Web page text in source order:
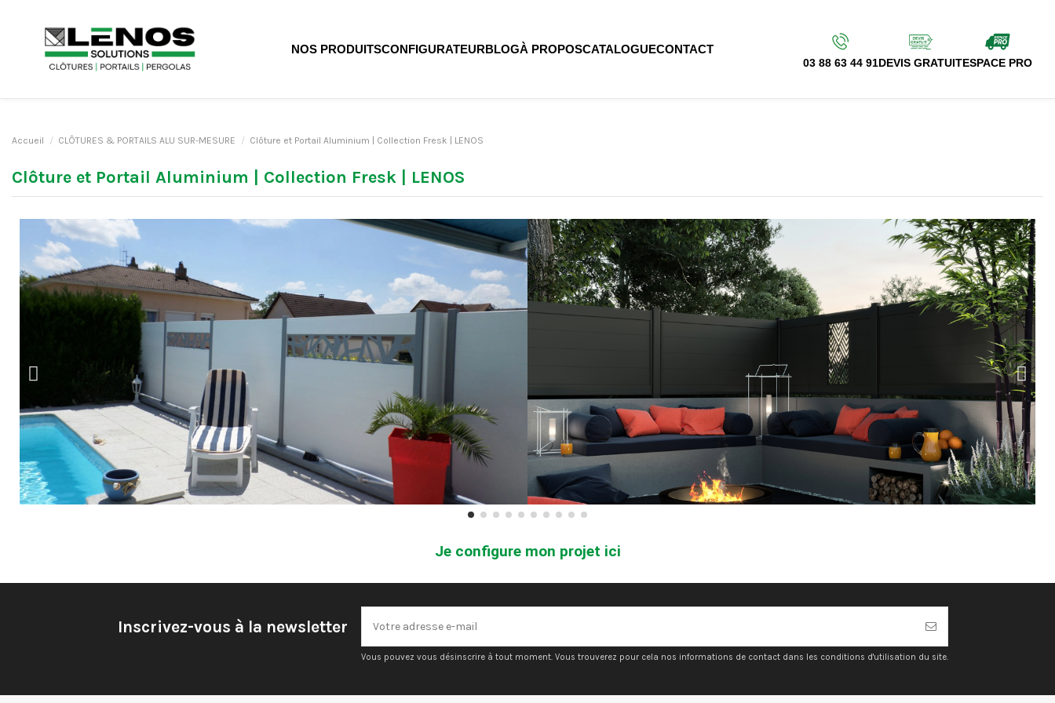
NOS PRODUITSCONFIGURATEURBLOGÀ PROPOSCATALOGUECONTACT
03 88 63 44 91DEVIS GRATUITESPACE PRO
Accueil CLÔTURES & PORTAILS ALU SUR-MESURE Clôture et Portail Aluminium | Collection Fresk | LENOS
Clôture et Portail Aluminium | Collection Fresk | LENOS
Je configure mon projet ici
Inscrivez-vous à la newsletter
Vous pouvez vous désinscrire à tout moment. Vous trouverez pour cela nos informations de contact dans les conditions d'utilisation du site.